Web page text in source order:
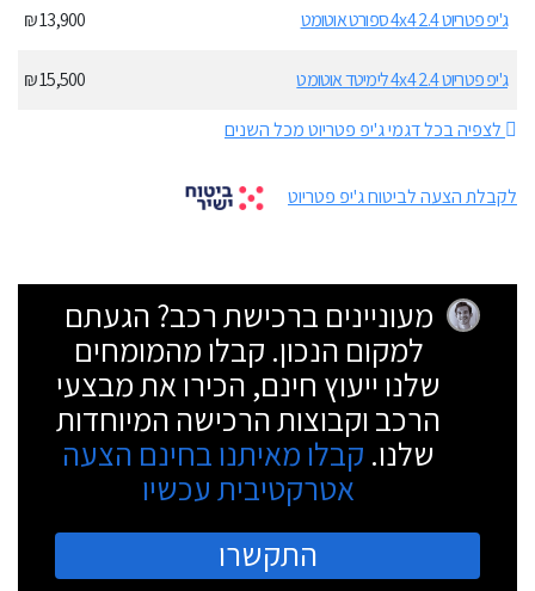
ג'יפ פטריוט 2.4 4x4 ספורט אוטומט
13,900 ₪
ג'יפ פטריוט 2.4 4x4 לימיטד אוטומט
15,500 ₪
לצפיה בכל דגמי ג'יפ פטריוט מכל השנים
לקבלת הצעה לביטוח ג'יפ פטריוט
מעוניינים ברכישת רכב? הגעתם
למקום הנכון. קבלו מהמומחים
שלנו ייעוץ חינם, הכירו את מבצעי
הרכב וקבוצות הרכישה המיוחדות
שלנו. קבלו מאיתנו בחינם הצעה
אטרקטיבית עכשיו
התקשרו